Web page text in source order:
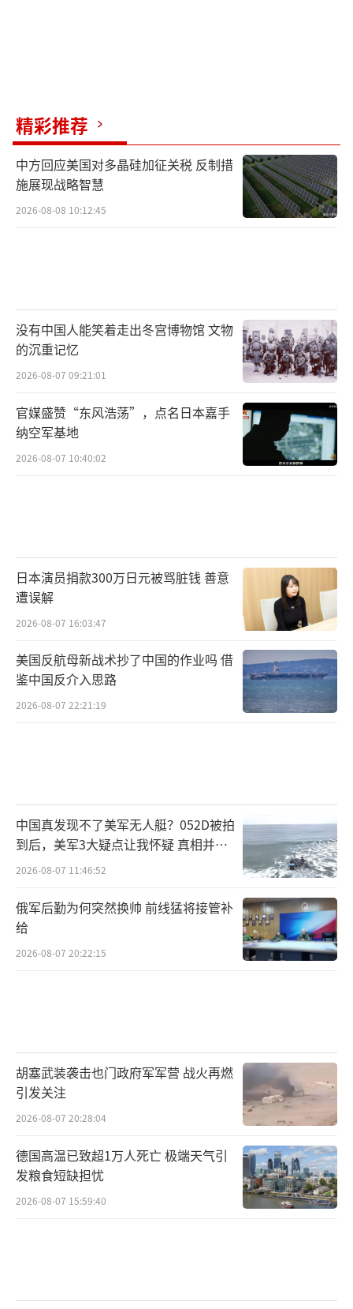
精彩推荐
中方回应美国对多晶硅加征关税 反制措
施展现战略智慧
2026-08-08 10:12:45
没有中国人能笑着走出冬宫博物馆 文物
的沉重记忆
2026-08-07 09:21:01
官媒盛赞“东风浩荡”，点名日本嘉手
纳空军基地
2026-08-07 10:40:02
日本演员捐款300万日元被骂脏钱 善意
遭误解
2026-08-07 16:03:47
美国反航母新战术抄了中国的作业吗 借
鉴中国反介入思路
2026-08-07 22:21:19
中国真发现不了美军无人艇？052D被拍
到后，美军3大疑点让我怀疑 真相并非
如此
2026-08-07 11:46:52
俄军后勤为何突然换帅 前线猛将接管补
给
2026-08-07 20:22:15
胡塞武装袭击也门政府军军营 战火再燃
引发关注
2026-08-07 20:28:04
德国高温已致超1万人死亡 极端天气引
发粮食短缺担忧
2026-08-07 15:59:40